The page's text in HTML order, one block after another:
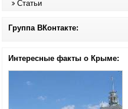
Статьи
Группа ВКонтакте:
Интересные факты о Крыме: